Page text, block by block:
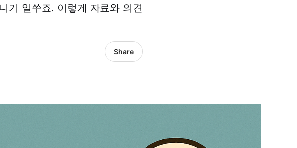
기 일쑤죠. 이렇게 자료와 의견
Share